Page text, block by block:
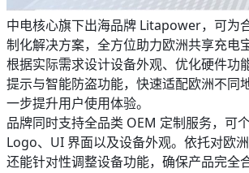
中电核心旗下出海品牌 Litapower，可为
制化解决方案，全方位助力欧洲共享充电
根据实际需求设计设备外观、优化硬件功
提示与智能防盗功能，快速适配欧洲不同
一步提升用户使用体验。
品牌同时支持全品类 OEM 定制服务，可
Logo、UI 界面以及设备外观。依托对欧洲
还能针对性调整设备功能，确保产品完全